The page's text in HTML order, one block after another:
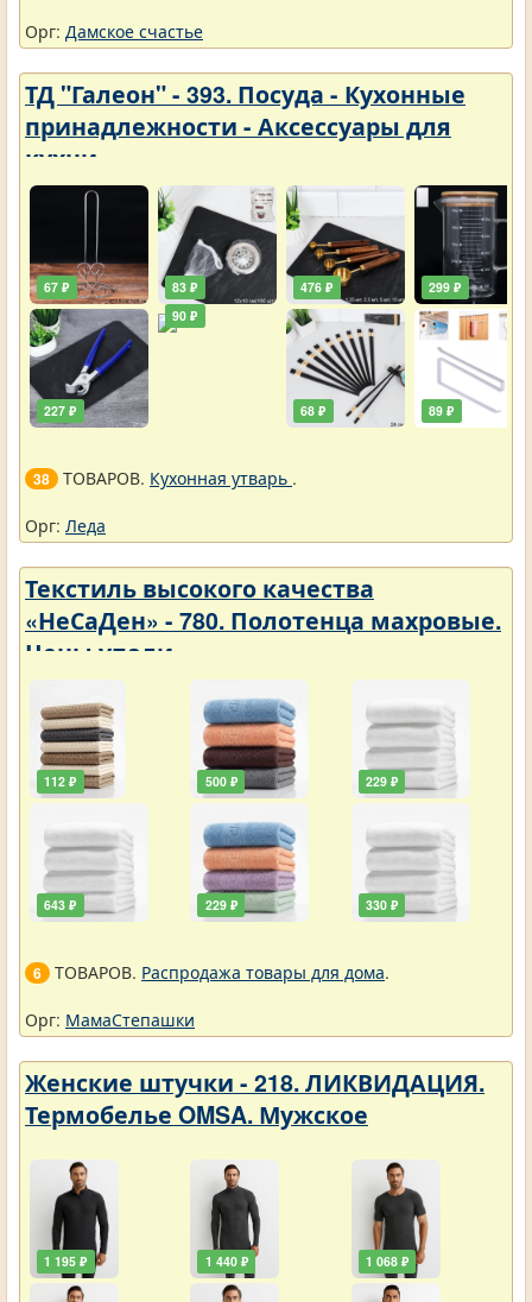
Орг: Дамское счастье
ТД "Галеон" - 393. Посуда - Кухонные
принадлежности - Аксессуары для
кухни
67 ₽
227 ₽
83 ₽
90 ₽
476 ₽
68 ₽
299 ₽
89 ₽
38 ТОВАРОВ. Кухонная утварь .
Орг: Леда
Текстиль высокого качества
«НеСаДен» - 780. Полотенца махровые.
Цены упали
112 ₽
643 ₽
500 ₽
229 ₽
229 ₽
330 ₽
6 ТОВАРОВ. Распродажа товары для дома.
Орг: МамаСтепашки
Женские штучки - 218. ЛИКВИДАЦИЯ.
Термобелье OMSA. Мужское
1 195 ₽ 1 440 ₽ 1 068 ₽